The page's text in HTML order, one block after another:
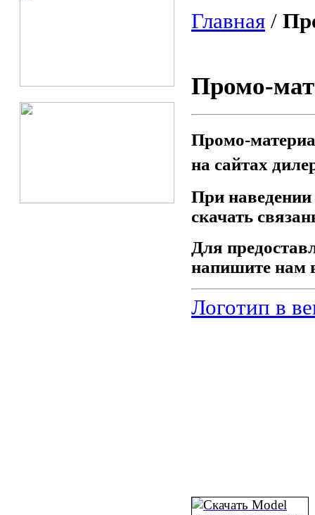
Главная /
Промо-
Промо-
на сайтах
При
скачать
Для
напишите нам
Логотип в